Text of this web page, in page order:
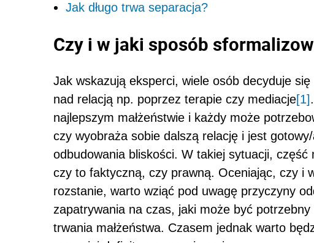
Jak długo trwa separacja?
Czy i w jaki sposób
Jak wskazują eksperci, wiele osób decyduje
nad relacją np. poprzez terapie czy mediacje[1]
najlepszym małżeństwie i każdy może
czy wyobraża sobie dalszą relację i jest
odbudowania bliskości. W takiej sytuacji, część
czy to faktyczną, czy prawną. Oceniając, czy i
rozstanie, warto wziąć pod uwagę przyczyny
zapatrywania na czas, jaki może być
trwania małżeństwa. Czasem jednak warto